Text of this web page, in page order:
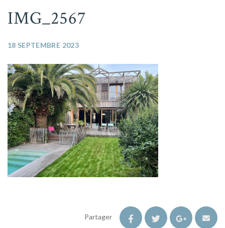
IMG_2567
18 SEPTEMBRE 2023
Partager